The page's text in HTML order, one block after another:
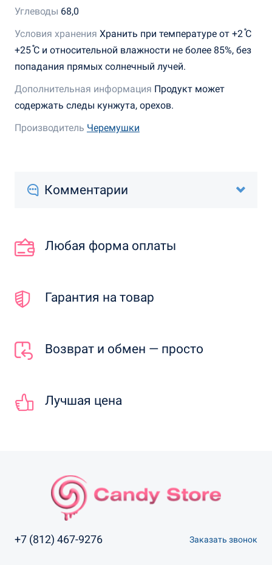
Углеводы 68,0
Условия хранения Хранить при температуре от +2 ֯С
+25 ֯С и относительной влажности не более 85%, без
попадания прямых солнечный лучей.
Дополнительная информация Продукт может
содержать следы кунжута, орехов.
Производитель Черемушки
Комментарии
Любая форма оплаты
Гарантия на товар
Возврат и обмен — просто
Лучшая цена
+7 (812) 467-9276 Заказать звонок